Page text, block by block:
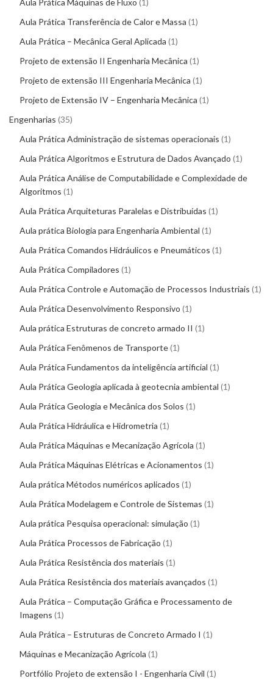
Aula Prática Máquinas de Fluxo 1
Aula Prática Transferência de Calor e Massa 1
Aula Prática – Mecânica Geral Aplicada 1
Projeto de extensão II Engenharia Mecânica 1
Projeto de extensão III Engenharia Mecânica 1
Projeto de Extensão IV – Engenharia Mecânica 1
Engenharias 35
Aula Prática Administração de sistemas operacionais 1
Aula Prática Algoritmos e Estrutura de Dados Avançado 1
Aula Prática Análise de Computabilidade e Complexidade de
Algoritmos 1
Aula Prática Arquiteturas Paralelas e Distribuídas 1
Aula prática Biologia para Engenharia Ambiental 1
Aula Prática Comandos Hidráulicos e Pneumáticos 1
Aula Prática Compiladores 1
Aula Prática Controle e Automação de Processos Industriais 1
Aula Prática Desenvolvimento Responsivo 1
Aula prática Estruturas de concreto armado II 1
Aula Prática Fenômenos de Transporte 1
Aula Prática Fundamentos da inteligência artificial 1
Aula Prática Geologia aplicada à geotecnia ambiental 1
Aula Prática Geologia e Mecânica dos Solos 1
Aula Prática Hidráulica e Hidrometria 1
Aula Prática Máquinas e Mecanização Agrícola 1
Aula Prática Máquinas Elétricas e Acionamentos 1
Aula prática Métodos numéricos aplicados 1
Aula Prática Modelagem e Controle de Sistemas 1
Aula prática Pesquisa operacional: simulação 1
Aula Prática Processos de Fabricação 1
Aula Prática Resistência dos materiais 1
Aula Prática Resistência dos materiais avançados 1
Aula Prática – Computação Gráfica e Processamento de
Imagens 1
Aula Prática – Estruturas de Concreto Armado I 1
Máquinas e Mecanização Agrícola 1
Portfólio Projeto de extensão I - Engenharia Civil 1